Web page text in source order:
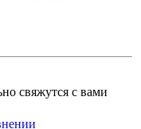
свяжутся с вами